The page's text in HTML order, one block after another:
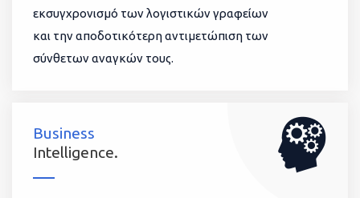
εκσυγχρονισμό των λογιστικών γραφείων
και την αποδοτικότερη αντιμετώπιση των
σύνθετων αναγκών τους.
Business
Intelligence.